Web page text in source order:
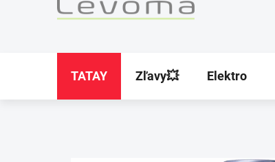
TATAY Zľavy💥 Elektro